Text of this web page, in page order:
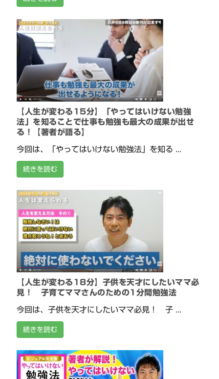
【人生が変わる15分】「やってはいけない勉強
法」を知ることで仕事も勉強も最大の成果が出せ
る！【著者が語る】
今回は、「やってはいけない勉強法」を知る ...
続きを読む
【人生が変わる18分】子供を天才にしたいママ必
見！ 子育てママさんのための1分間勉強法
今回は、子供を天才にしたいママ必見！ 子 ...
続きを読む